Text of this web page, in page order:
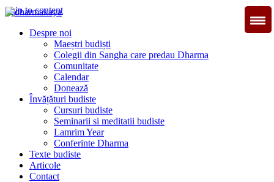
Skip to content
Dharmakaya
înțelepciune pentru viață
Despre noi
Maeștri budiști
Colegii din Sangha care predau Dharma
Comunitate
Calendar
Donează
Învățături budiste
Cursuri budiste
Seminarii si meditatii budiste
Lamrim Year
Conferinte Dharma
Texte budiste
Articole
Contact